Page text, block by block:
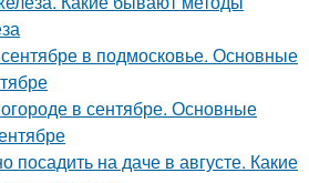
в подмосковье. Основные
в сентябре. Основные
посадить на даче в августе. Какие